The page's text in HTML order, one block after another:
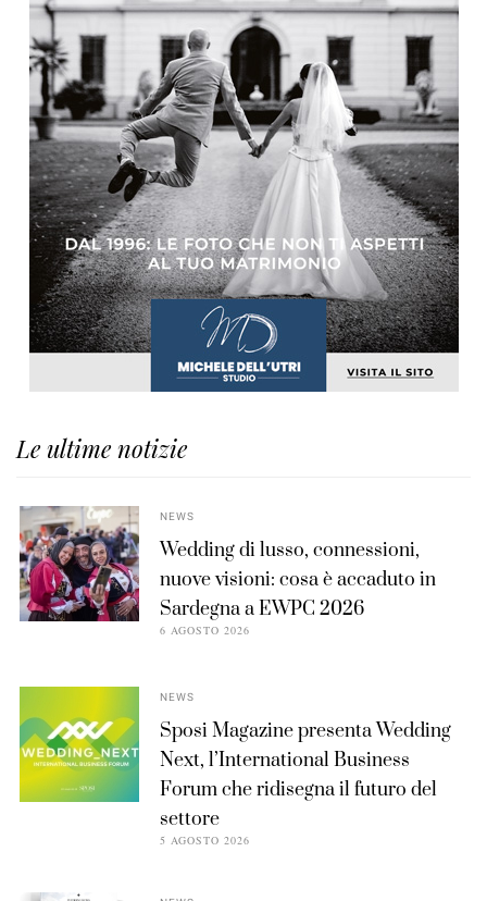
Le ultime notizie
NEWS
Wedding di lusso, connessioni,
nuove visioni: cosa è accaduto in
Sardegna a EWPC 2026
6 AGOSTO 2026
NEWS
Sposi Magazine presenta Wedding
Next, l’International Business
Forum che ridisegna il futuro del
settore
5 AGOSTO 2026